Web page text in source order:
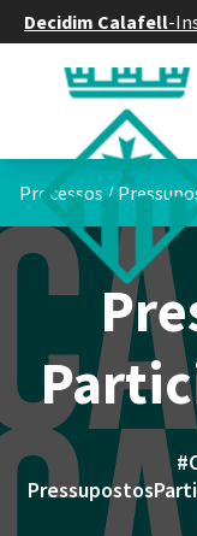
Decidim Calafell-
Processos /